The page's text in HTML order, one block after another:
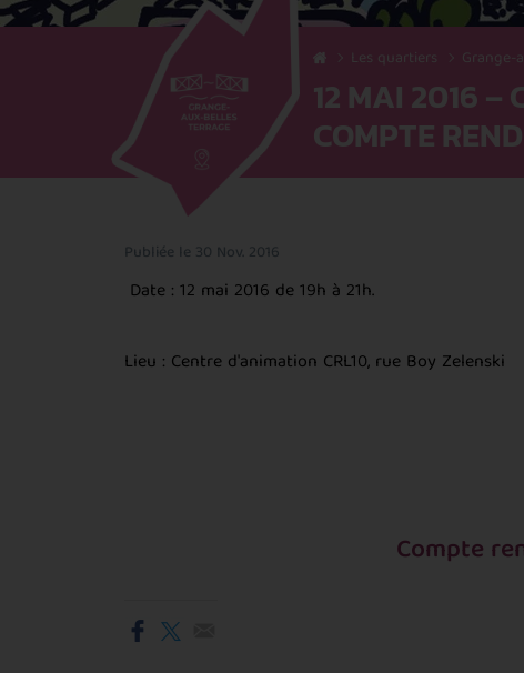
Les quartiers Grange-
12 MAI 2016 –
COMPTE
Publiée le 30 Nov. 2016
Date : 12 mai 2016 de 19h à 21h.
Lieu : Centre d'animation CRL10, rue Boy Zelenski
Compte